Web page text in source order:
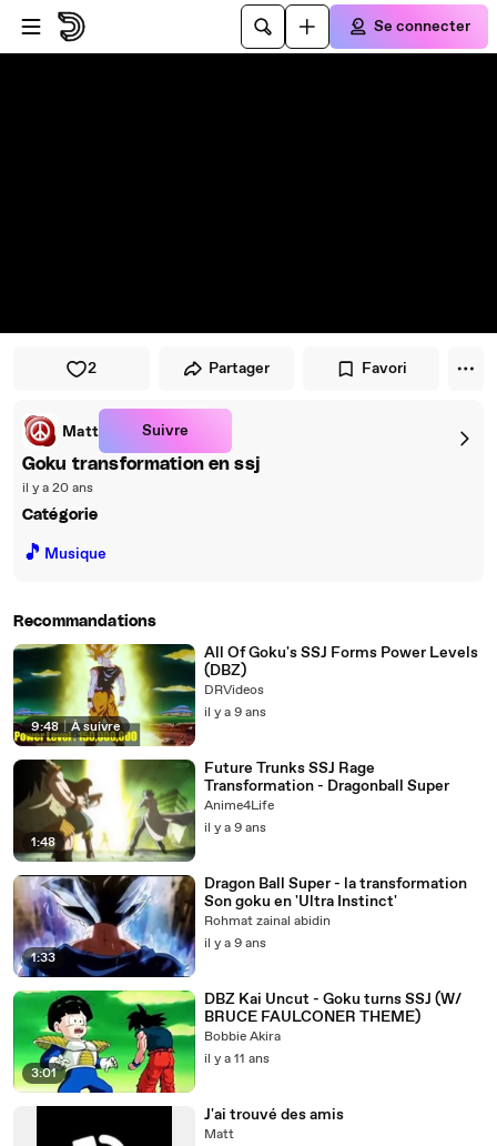
Passer au player
Passer au contenu principal
Se connecter
2 Partager Favori
Matt Suivre
Goku transformation en ssj
il y a 20 ans
Catégorie
🎵 Musique
Recommandations
9:48 | À suivre
All Of Goku's SSJ Forms Power Levels
(DBZ)
DRVideos
il y a 9 ans
1:48
Future Trunks SSJ Rage
Transformation - Dragonball Super
Anime4Life
il y a 9 ans
1:33
Dragon Ball Super - la transformation
Son goku en 'Ultra Instinct'
Rohmat zainal abidin
il y a 9 ans
3:01
DBZ Kai Uncut - Goku turns SSJ (W/
BRUCE FAULCONER THEME)
Bobbie Akira
il y a 11 ans
J'ai trouvé des amis
Matt